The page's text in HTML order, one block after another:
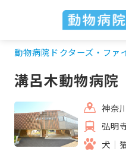
動物病院ドクターズ・ファ
溝呂木動物病院
神奈
弘明
犬